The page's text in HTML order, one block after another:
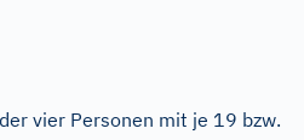
vier Personen mit je 19 bzw.